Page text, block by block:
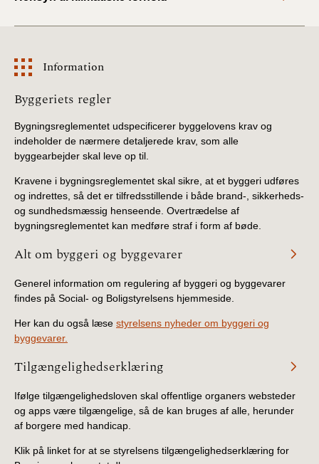
Information
Information
Byggeriets regler
Bygningsreglementet udspecificerer byggelovens krav og
indeholder de nærmere detaljerede krav, som alle
byggearbejder skal leve op til.
Kravene i bygningsreglementet skal sikre, at et byggeri udføres
og indrettes, så det er tilfredsstillende i både brand-, sikkerheds-
og sundhedsmæssig henseende. Overtrædelse af
bygningsreglementet kan medføre straf i form af bøde.
Alt om byggeri og byggevarer
Generel information om regulering af byggeri og byggevarer
findes på Social- og Boligstyrelsens hjemmeside.
Her kan du også læse styrelsens nyheder om byggeri og
byggevarer.
Tilgængelighedserklæring
Ifølge tilgængelighedsloven skal offentlige organers websteder
og apps være tilgængelige, så de kan bruges af alle, herunder
af borgere med handicap.
Klik på linket for at se styrelsens tilgængelighedserklæring for